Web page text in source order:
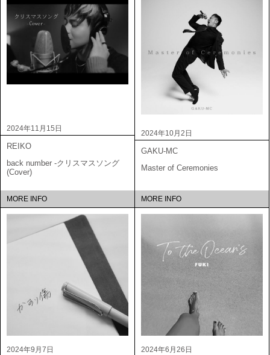
2024年11月15日
REIKO
back number -クリスマスソング
(Cover)
MORE INFO
2024年10月2日
GAKU-MC
Master of Ceremonies
MORE INFO
2024年9月7日 2024年6月26日